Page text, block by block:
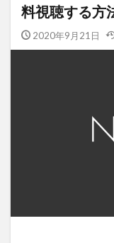
料視聴する方
2020年9月21日